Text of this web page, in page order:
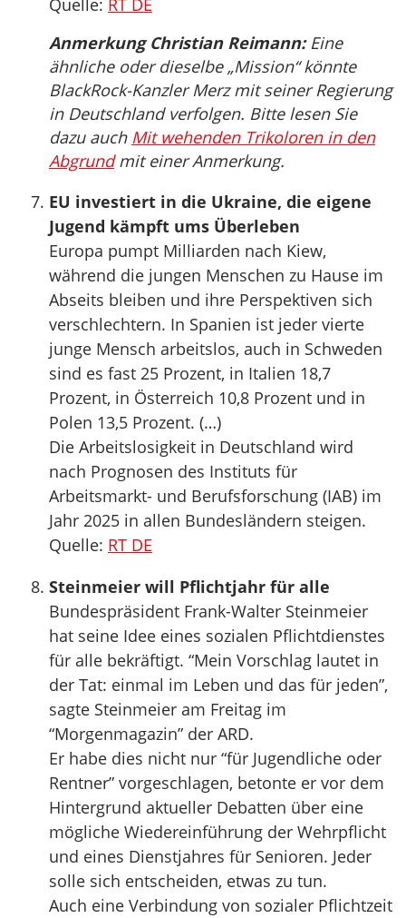
Quelle: RT DE
Anmerkung Christian Reimann:Eine
ähnliche oder dieselbe „Mission“ könnte
BlackRock-Kanzler Merz mit seiner Regierung
in Deutschland verfolgen. Bitte lesen Sie
dazu auch Mit wehenden Trikoloren in den
Abgrundmit einer Anmerkung.
EU investiert in die Ukraine, die eigene
Jugend kämpft ums Überleben
Europa pumpt Milliarden nach Kiew,
während die jungen Menschen zu Hause im
Abseits bleiben und ihre Perspektiven sich
verschlechtern. In Spanien ist jeder vierte
junge Mensch arbeitslos, auch in Schweden
sind es fast 25 Prozent, in Italien 18,7
Prozent, in Österreich 10,8 Prozent und in
Polen 13,5 Prozent. (…)
Die Arbeitslosigkeit in Deutschland wird
nach Prognosen des Instituts für
Arbeitsmarkt- und Berufsforschung (IAB) im
Jahr 2025 in allen Bundesländern steigen.
Quelle: RT DE
Steinmeier will Pflichtjahr für alle
Bundespräsident Frank-Walter Steinmeier
hat seine Idee eines sozialen Pflichtdienstes
für alle bekräftigt. “Mein Vorschlag lautet in
der Tat: einmal im Leben und das für jeden”,
sagte Steinmeier am Freitag im
“Morgenmagazin” der ARD.
Er habe dies nicht nur “für Jugendliche oder
Rentner” vorgeschlagen, betonte er vor dem
Hintergrund aktueller Debatten über eine
mögliche Wiedereinführung der Wehrpflicht
und eines Dienstjahres für Senioren. Jeder
solle sich entscheiden, etwas zu tun.
Auch eine Verbindung von sozialer Pflichtzeit